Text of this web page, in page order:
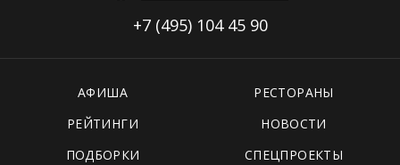
+7 (495) 104 45 90
АФИША
РЕСТОРАНЫ
РЕЙТИНГИ
НОВОСТИ
ПОДБОРКИ
СПЕЦПРОЕКТЫ